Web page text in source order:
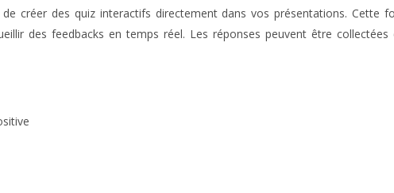
créer des quiz interactifs directement dans vos présentations.
des feedbacks en temps réel. Les réponses peuvent être